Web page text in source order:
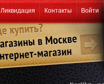
Ликвидация Контакты Войти